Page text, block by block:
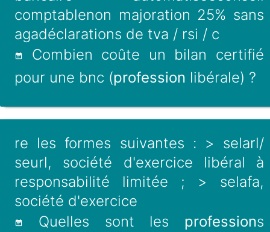
comptablenon majoration 25% sans
agadéclarations de tva / rsi / c
Combien coûte un bilan certifié
pour une bnc (profession libérale) ?
re les formes suivantes : > selarl/
seurl, société d'exercice libéral à
responsabilité limitée ; > selafa,
société d'exercice
Quelles sont les professions